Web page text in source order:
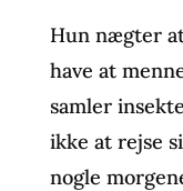
Hun nægter
have at
samler
ikke at rejse
nogle